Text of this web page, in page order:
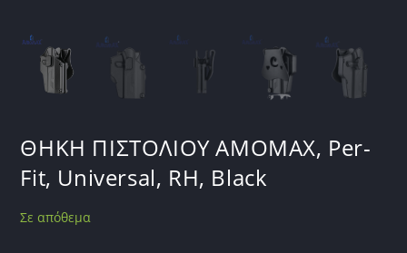
ΘΗΚΗ ΠΙΣΤΟΛΙΟΥ AMOMAX, Per-
Fit, Universal, RH, Black
Σε απόθεμα